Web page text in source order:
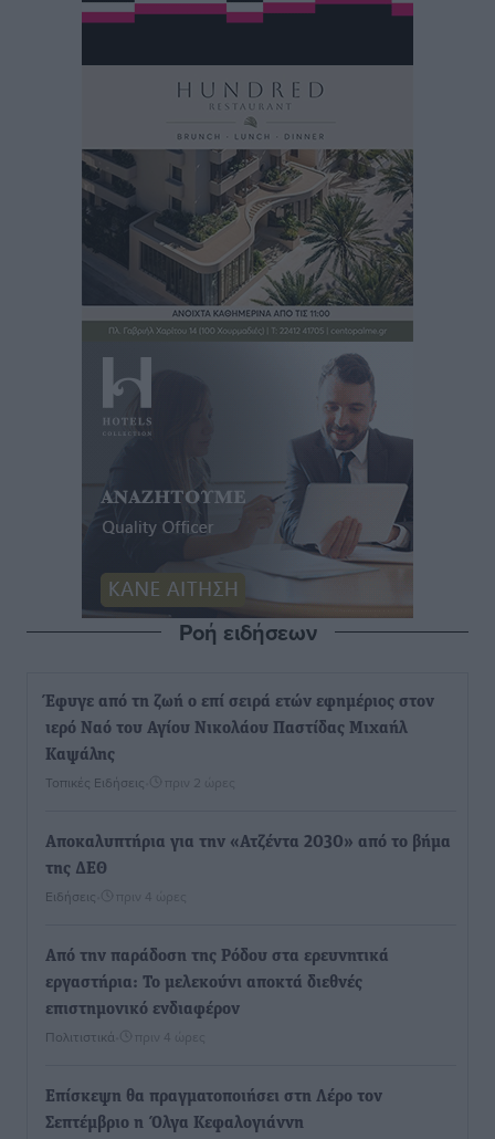
Ροή ειδήσεων
Έφυγε από τη ζωή ο επί σειρά ετών εφημέριος στον
ιερό Ναό του Αγίου Νικολάου Παστίδας Μιχαήλ
Καψάλης
Τοπικές Ειδήσεις πριν 2 ώρες
Αποκαλυπτήρια για την «Ατζέντα 2030» από το βήμα
της ΔΕΘ
Ειδήσεις πριν 4 ώρες
Από την παράδοση της Ρόδου στα ερευνητικά
εργαστήρια: Το μελεκούνι αποκτά διεθνές
επιστημονικό ενδιαφέρον
Πολιτιστικά πριν 4 ώρες
Επίσκεψη θα πραγματοποιήσει στη Λέρο τον
Σεπτέμβριο η Όλγα Κεφαλογιάννη